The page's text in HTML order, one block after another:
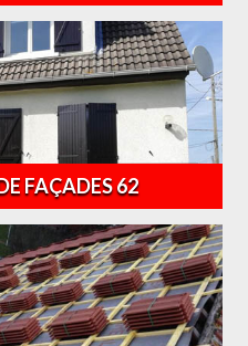
FAÇADES 62